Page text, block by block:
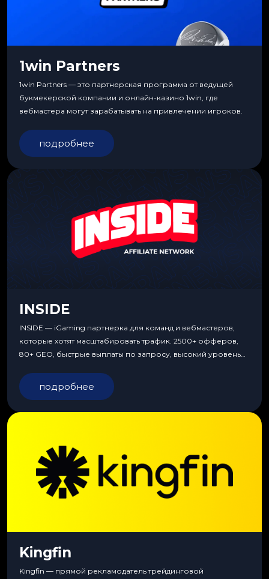
1win Partners
1win Partners — это партнерская программа от ведущей
букмекерской компании и онлайн-казино 1win, где
вебмастера могут зарабатывать на привлечении игроков.
подробнее
INSIDE
INSIDE — iGaming партнерка для команд и вебмастеров,
которые хотят масштабировать трафик. 2500+ офферов,
80+ GEO, быстрые выплаты по запросу, высокий уровень
подробнее
Kingfin
Kingfin — прямой рекламодатель трейдинговой